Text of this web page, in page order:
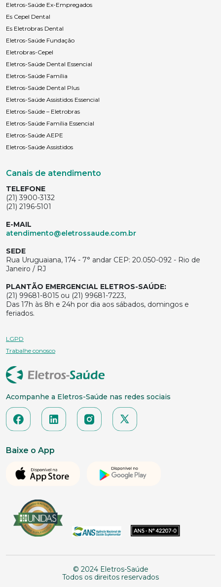
Eletros-Saúde Ex-Empregados
Es Cepel Dental
Es Eletrobras Dental
Eletros-Saúde Fundação
Eletrobras-Cepel
Eletros-Saúde Dental Essencial
Eletros-Saúde Família
Eletros-Saúde Dental Plus
Eletros-Saúde Assistidos Essencial
Eletros-Saúde – Eletrobras
Eletros-Saúde Família Essencial
Eletros-Saúde AEPE
Eletros-Saúde Assistidos
Canais de atendimento
TELEFONE
(21) 3900-3132
(21) 2196-5101
E-MAIL
atendimento@eletrossaude.com.br
SEDE
Rua Uruguaiana, 174 - 7° andar CEP: 20.050-092 - Rio de
Janeiro / RJ
PLANTÃO EMERGENCIAL ELETROS-SAÚDE:
(21) 99681-8015 ou (21) 99681-7223,
Das 17h às 8h e 24h por dia aos sábados, domingos e
feriados.
LGPD
Trabalhe conosco
Acompanhe a Eletros-Saúde nas redes sociais
Baixe o App
© 2024 Eletros-Saúde
Todos os direitos reservados